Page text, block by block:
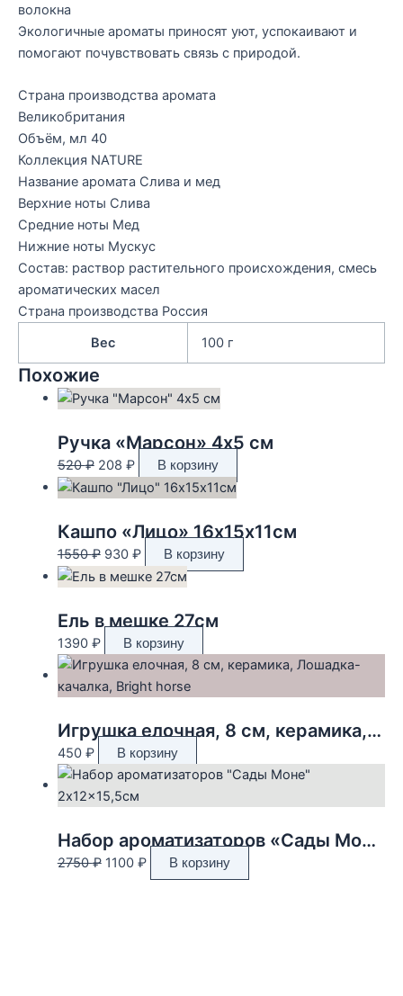
волокна
Экологичные ароматы приносят уют, успокаивают и
помогают почувствовать связь с природой.
Страна производства аромата
Великобритания
Объём, мл 40
Коллекция NATURE
Название аромата Слива и мед
Верхние ноты Слива
Средние ноты Мед
Нижние ноты Мускус
Состав: раствор растительного происхождения, смесь
ароматических масел
Страна производства Россия
Вес
100 г
Похожие
Ручка «Марсон» 4х5 см
520₽ Первоначальная
цена
520 ₽.
208 ₽Текущая
цена:
В корзину
Кашпо «Лицо» 16х15х11см
1550₽ Первоначальная
цена
1550 ₽.
930 ₽Текущая
цена:
В корзину
Ель в мешке 27см
1390 ₽ В корзину
Игрушка елочная, 8 см, керамика, Лошадка-качалка, Bright horse
450 ₽ В корзину
Набор ароматизаторов «Сады Моне» 2x12x15,5см
2750₽ Первоначальная
1100 ₽Текущая
цена:
В корзину